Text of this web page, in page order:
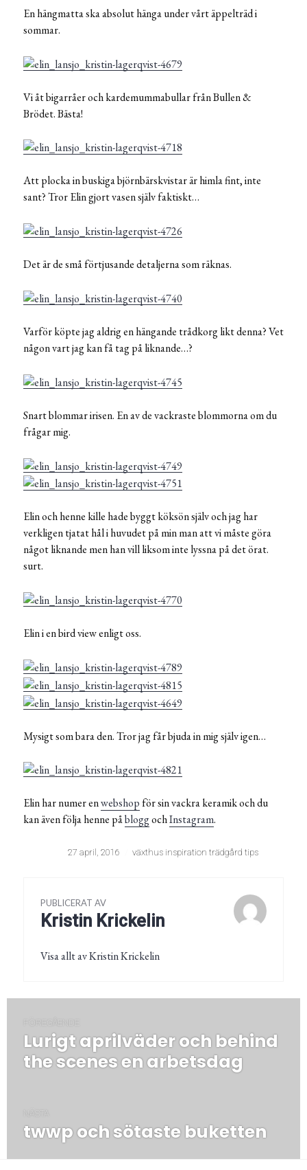
En hängmatta ska absolut hänga under vårt äppelträd i
sommar.
Vi åt bigarråer och kardemummabullar från Bullen &
Brödet. Bästa!
Att plocka in buskiga björnbärskvistar är himla fint, inte
sant? Tror Elin gjort vasen själv faktiskt…
Det är de små förtjusande detaljerna som räknas.
Varför köpte jag aldrig en hängande trådkorg likt denna? Vet
någon vart jag kan få tag på liknande…?
Snart blommar irisen. En av de vackraste blommorna om du
frågar mig.
Elin och henne kille hade byggt köksön själv och jag har
verkligen tjatat hål i huvudet på min man att vi måste göra
något liknande men han vill liksom inte lyssna på det örat.
surt.
Elin i en bird view enligt oss.
Mysigt som bara den. Tror jag får bjuda in mig själv igen…
Elin har numer enwebshopför sin vackra keramik och du
kan även följa henne påbloggochInstagram.
27 april, 2016 växthus inspiration trädgård tips
PUBLICERAT AV
Kristin Krickelin
Visa allt av Kristin Krickelin
FÖREGÅENDE
Föregående
post:
Lurigt aprilväder och behind
the scenes en arbetsdag
NÄSTA
Nästa
twwp och sötaste buketten